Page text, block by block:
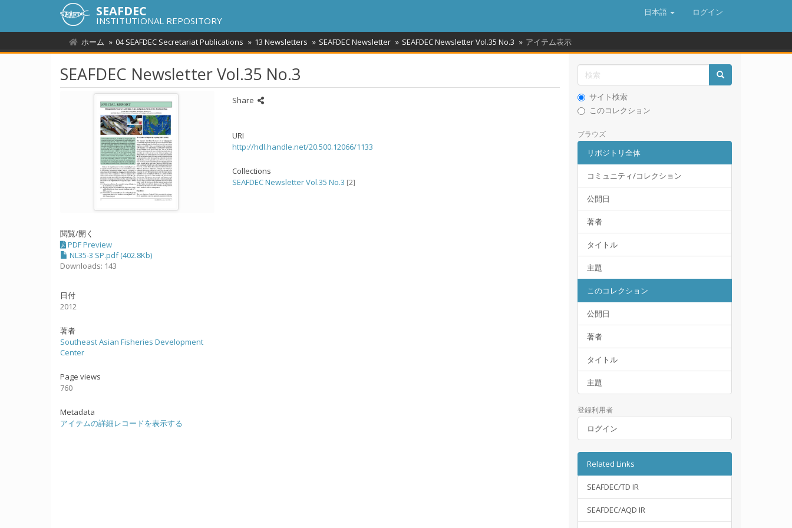
SEAFDEC
INSTITUTIONAL REPOSITORY
日本語 ログイン
ホーム 04 SEAFDEC Secretariat Publications 13 Newsletters SEAFDEC Newsletter SEAFDEC Newsletter Vol.35 No.3 アイテム表示
SEAFDEC Newsletter Vol.35 No.3
閲覧/開く
PDF Preview
NL35-3 SP.pdf (402.8Kb)
Downloads: 143
日付
2012
著者
Southeast Asian Fisheries Development
Center
Page views
760
Metadata
アイテムの詳細レコードを表示する
Share
URI
http://hdl.handle.net/20.500.12066/1133
Collections
SEAFDEC Newsletter Vol.35 No.3 [2]
サイト検索
このコレクション
ブラウズ
リポジトリ全体
コミュニティ/コレクション
公開日
著者
タイトル
主題
このコレクション
公開日
著者
タイトル
主題
登録利用者
ログイン
Related Links
SEAFDEC/TD IR
SEAFDEC/AQD IR